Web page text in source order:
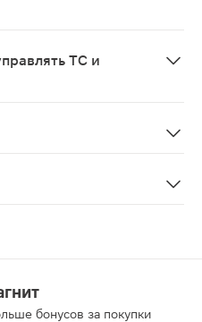
ТС и
бонусов за покупки